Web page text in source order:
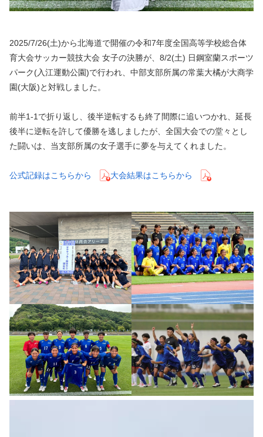
2025/7/26(土)から北海道で開催の令和7年度全国高等学校総合体
育大会サッカー競技大会 女子の決勝が、8/2(土) 日鋼室蘭スポーツ
パーク(入江運動公園)で行われ、中部支部所属の常葉大橘が大商学
園(大阪)と対戦しました。
前半1-1で折り返し、後半逆転するも終了間際に追いつかれ、延長
後半に逆転を許して優勝を逃しましたが、全国大会での堂々とし
た闘いは、当支部所属の女子選手に夢を与えてくれました。
公式記録はこちらから 大会結果はこちらから